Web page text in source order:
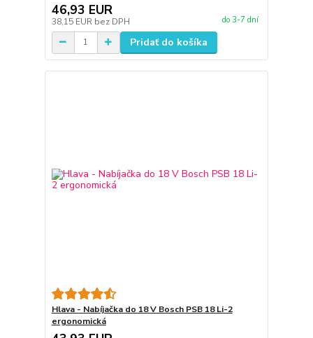
46,93 EUR
38,15 EUR bez DPH do 3-7 dní
Pridať do košíka
Hlava - Nabíjačka do 18 V Bosch PSB 18 Li-2
ergonomická